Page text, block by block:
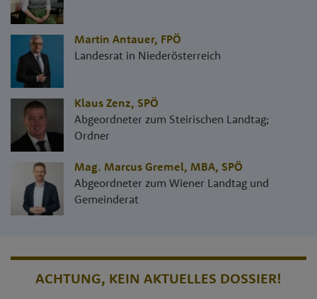
Martin Antauer, FPÖ
Landesrat in Niederösterreich
Klaus Zenz, SPÖ
Abgeordneter zum Steirischen Landtag;
Ordner
Mag. Marcus Gremel, MBA, SPÖ
Abgeordneter zum Wiener Landtag und
Gemeinderat
ACHTUNG, KEIN AKTUELLES DOSSIER!